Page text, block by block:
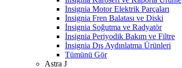
İnsignia Motor Elektrik Parçaları
İnsignia Fren Balatası ve Diski
İnsignia Soğutma ve Radyatör
İnsignia Periyodik Bakım ve Filtre
İnsignia Dış Aydınlatma Ürünleri
Tümünü Gör
Astra J